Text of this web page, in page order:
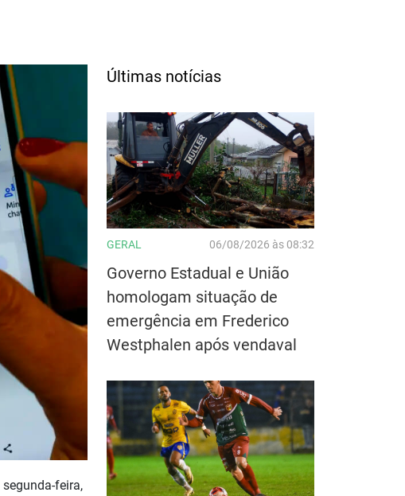
feira,
Últimas notícias
GERAL 06/08/2026 às 08:32
Governo Estadual e União
homologam situação de
emergência em Frederico
Westphalen após vendaval